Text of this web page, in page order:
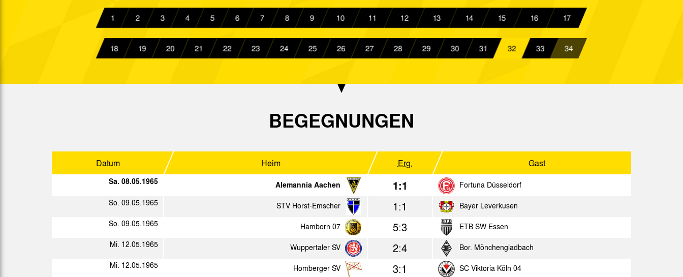
Rot-Weiß Oberhausen 2:1 Alemannia Aachen Spielbericht
So. 13.12.1964 4:0
So. 20.12.1964 Alemannia Aachen 2:0 Eintracht Gelsenkirchen Spielbericht
West. 0:4 Spielbericht
1965
So. 03.01.1965 Eintracht Duisburg Alemannia Aachen
Sa. 16.01.1965
VfL Osnabrück 1:3 Alemannia Aachen
Sa. 23.01.1965
STV Horst-Emscher 1:1 Alemannia Aachen
2:0 Alemannia Aachen
0:1 Alemannia Aachen
1 2 3 4 5 6 7 8 9 10 11 12 13 14 15 16 17
18 19 20 21 22 23 24 25 26 27 28 29 30 31 32 33 34
BEGEGNUNGEN
Datum Heim Erg. Gast
Sa. 08.05.1965 Alemannia Aachen 1:1
Fortuna Düsseldorf
So. 09.05.1965
STV Horst-Emscher 1:1
Bayer Leverkusen
So. 09.05.1965
Hamborn 07 5:3
ETB SW Essen
Mi. 12.05.1965
Wuppertaler SV 2:4
Bor. Mönchengladbach
Mi. 12.05.1965
Homberger SV 3:1
SC Viktoria Köln 04